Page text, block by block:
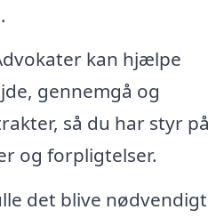
kan hjælpe
gennemgå og
så du har styr på
og forpligtelser.
det blive nødvendigt